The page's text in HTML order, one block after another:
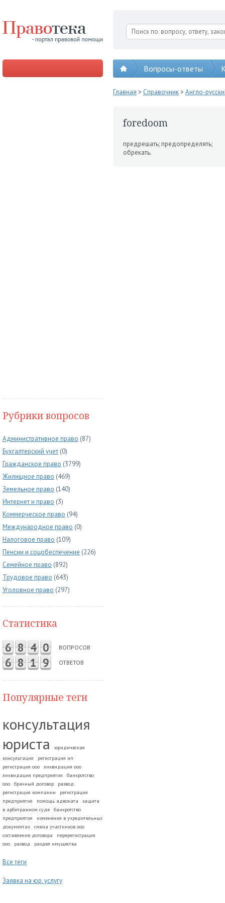
Вопросы-ответы
Рубрики вопросов
Административное право (87)
Бухгалтерский учет (0)
Гражданское право (3799)
Жилищное право (469)
Земельное право (140)
Интернет и право (3)
Коммерческое право (94)
Международное право (0)
Налоговое право (109)
Пенсии и соцобеспечение (226)
Семейное право (892)
Трудовое право (643)
Уголовное право (297)
Статистика
6 8 4 0 ВОПРОСОВ
6 8 1 9 ОТВЕТОВ
Популярные теги
консультация
юриста
юридическая
консультация
регистрация ип
регистрация ооо
ликвидация ооо
ликвидация предприятия
банкротство
ооо
брачный договор
развод.
регистрация компании
регистрация
предприятия
помощь адвоката
защита
в арбитражном суде
банкротство
предприятия
изменения в учредительных
документах
смена участников ооо
составление договора
перерегистрация
ооо
развод раздел имущества
Все теги
Заявка на юр. услугу
Главная > Справочник> Англо-
foredoom
предрешать; предопреде­лять;
обрекать.